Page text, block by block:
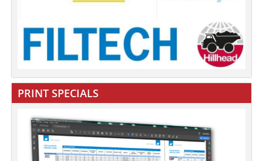
PRINT SPECIALS